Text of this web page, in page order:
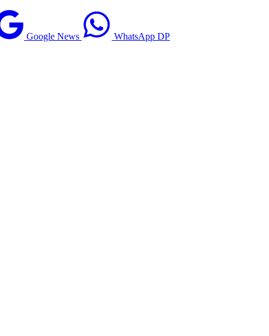
Google News WhatsApp DP